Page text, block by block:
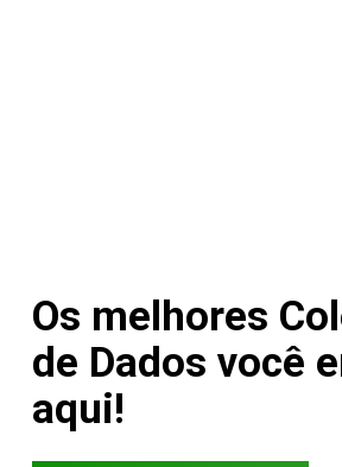
Os melhores
de Dados você
aqui!